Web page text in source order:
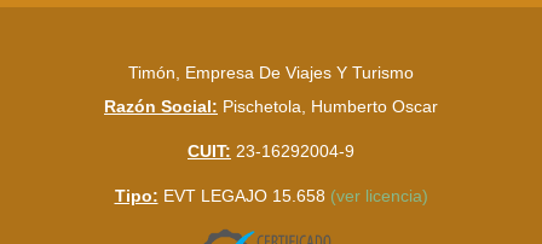
Timón, Empresa De Viajes Y Turismo
Razón Social: Pischetola, Humberto Oscar
CUIT: 23-16292004-9
Tipo: EVT LEGAJO 15.658 (ver licencia)